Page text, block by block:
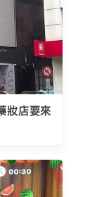
妝店要來